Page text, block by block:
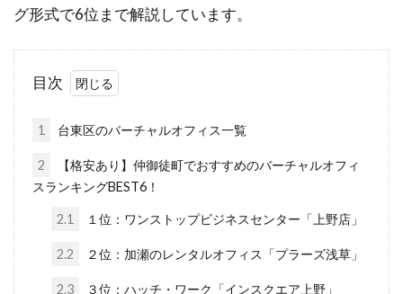
グ形式で6位まで解説しています。
目次
1 台東区のバーチャルオフィス一覧
2
【格安あり】仲御徒町でおすすめのバーチャルオフィ
スランキングBEST6！
2.1 １位：ワンストップビジネスセンター「上野店」
2.2 ２位：加瀬のレンタルオフィス「プラーズ浅草」
2.3 ３位：ハッチ・ワーク「インスクエア上野」